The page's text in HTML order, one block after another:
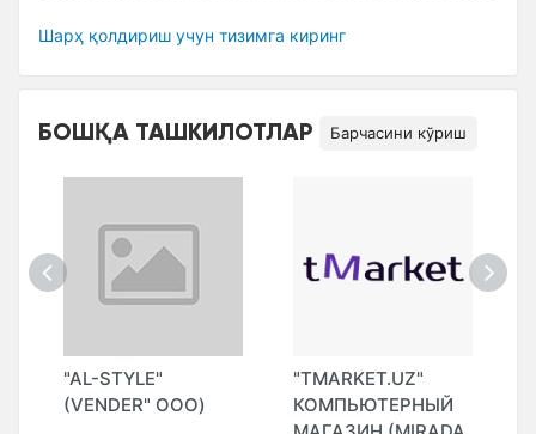
Шарҳ қолдириш учун тизимга киринг
БОШҚА ТАШКИЛОТЛАР Барчасини кўриш
"AL-STYLE"
(VENDER" ООО)
"TMARKET.UZ"
КОМПЬЮТЕРНЫЙ